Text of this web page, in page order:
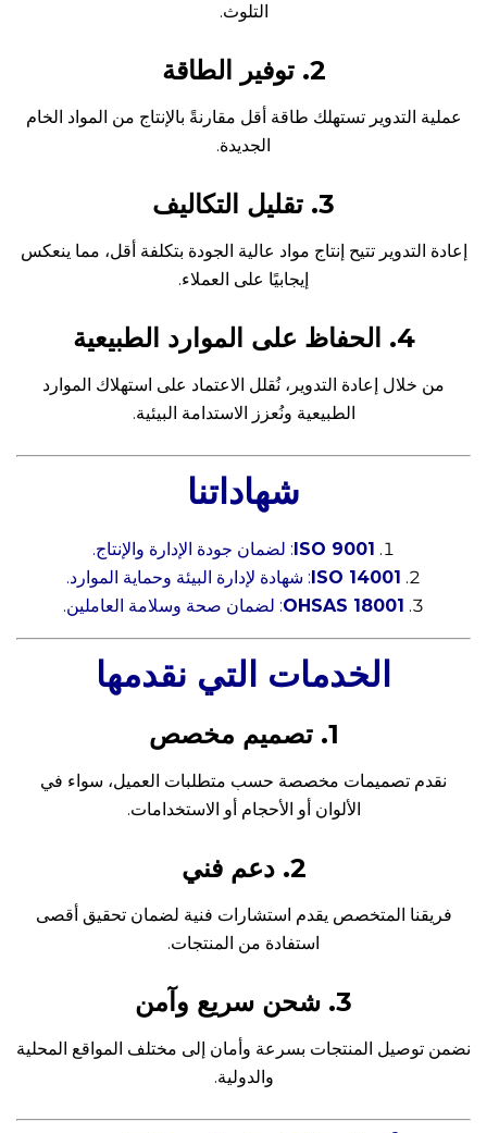
التلوث.
2. توفير الطاقة
عملية التدوير تستهلك طاقة أقل مقارنةً بالإنتاج من المواد الخام
الجديدة.
3. تقليل التكاليف
إعادة التدوير تتيح إنتاج مواد عالية الجودة بتكلفة أقل، مما ينعكس
إيجابيًا على العملاء.
4. الحفاظ على الموارد الطبيعية
من خلال إعادة التدوير، نُقلل الاعتماد على استهلاك الموارد
الطبيعية ونُعزز الاستدامة البيئية.
شهاداتنا
ISO 9001: لضمان جودة الإدارة والإنتاج.
ISO 14001: شهادة لإدارة البيئة وحماية الموارد.
OHSAS 18001: لضمان صحة وسلامة العاملين.
الخدمات التي نقدمها
1. تصميم مخصص
نقدم تصميمات مخصصة حسب متطلبات العميل، سواء في
الألوان أو الأحجام أو الاستخدامات.
2. دعم فني
فريقنا المتخصص يقدم استشارات فنية لضمان تحقيق أقصى
استفادة من المنتجات.
3. شحن سريع وآمن
نضمن توصيل المنتجات بسرعة وأمان إلى مختلف المواقع المحلية
والدولية.